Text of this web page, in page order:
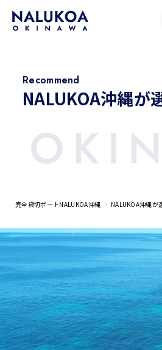
Recommend
NALUKOA沖縄が
完全貸切ボートNALUKOA沖縄 NALUKOA沖縄が